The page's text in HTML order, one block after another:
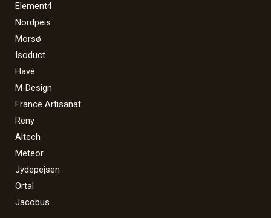
Element4
Nordpeis
Morsø
Isoduct
Havé
M-Design
France Artisanat
Reny
Altech
Meteor
Jydepejsen
Ortal
Jacobus